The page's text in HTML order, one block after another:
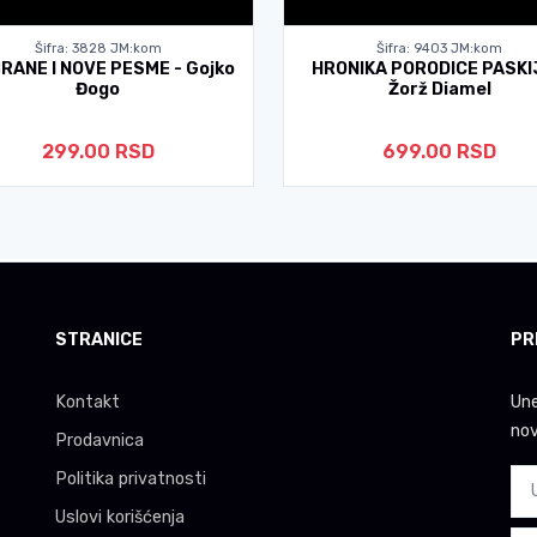
Šifra: 3828 JM:kom
I NOVE PESME - Gojko
Đogo
299.00 RSD
Šifra: 9403 JM:kom
HRONIKA PORODICE
Žorž Diamel
699.00 RSD
STRANICE
Kontakt
Prodavnica
Politika privatnosti
Uslovi korišćenja